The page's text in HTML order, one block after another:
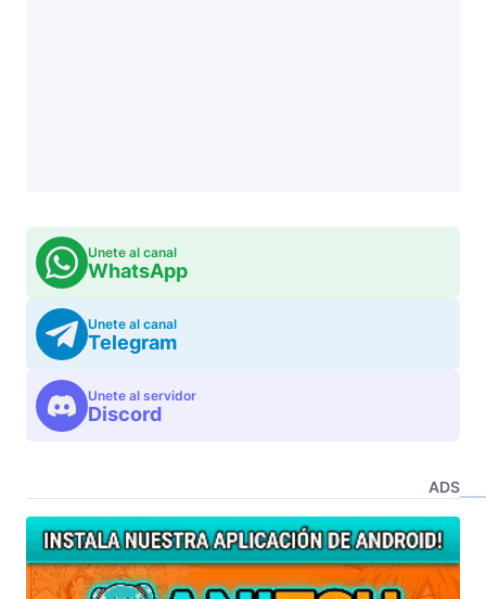
Unete al canal
WhatsApp
Unete al canal
Telegram
Unete al servidor
Discord
ADS